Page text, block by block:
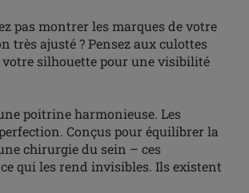
pas montrer les marques de votre
très ajusté ? Pensez aux culottes
votre silhouette pour une visibilité
poitrine harmonieuse. Les
Conçus pour équilibrer la
chirurgie du sein – ces
qui les rend invisibles. Ils existent